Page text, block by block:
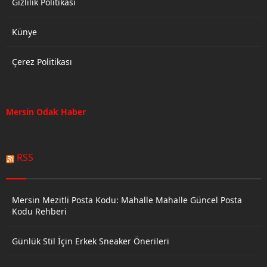
Künye
Çerez Politikası
Mersin Odak Haber
RSS
Mersin Mezitli Posta Kodu: Mahalle Mahalle Güncel Posta
Kodu Rehberi
Günlük Stil İçin Erkek Sneaker Önerileri